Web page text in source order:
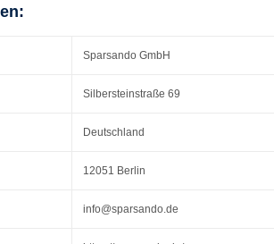
& TSA
Sparsando GmbH
Silbersteinstraße 69
Deutschland
12051 Berlin
info@sparsando.de